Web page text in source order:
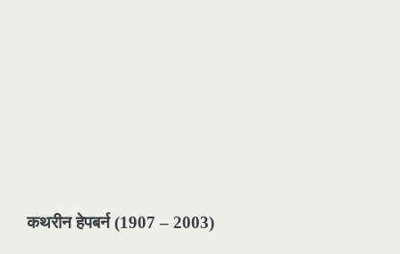
कथरीन हेपबर्न (1907 – 2003)